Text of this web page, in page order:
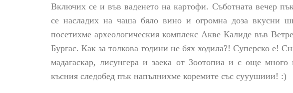
Включих се и във ваденето на картофи. Съботната вечер
се насладих на чаша бяло вино и огромна доза вкусни
посетихме археологическия комплекс Акве Калиде във
Бургас. Как за толкова години не бях ходила?! Суперско е!
мадагаскар, лисунгера и заека от Зоотопиа и с още
късния следобед пък напълнихме коремите със сууушиии! :)